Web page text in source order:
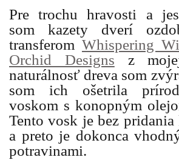
Pre trochu hravosti a
som kazety dverí
transferom Whispering
Orchid Designs z
naturálnosť dreva som
som ich ošetrila
voskom s konopným
Tento vosk je bez
a preto je dokonca
potravinami.